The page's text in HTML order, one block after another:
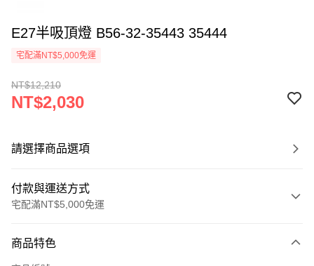
E27半吸頂燈 B56-32-35443 35444
宅配滿NT$5,000免運
NT$12,210
NT$2,030
請選擇商品選項
付款與運送方式
宅配滿NT$5,000免運
信用卡一次付款
商品特色